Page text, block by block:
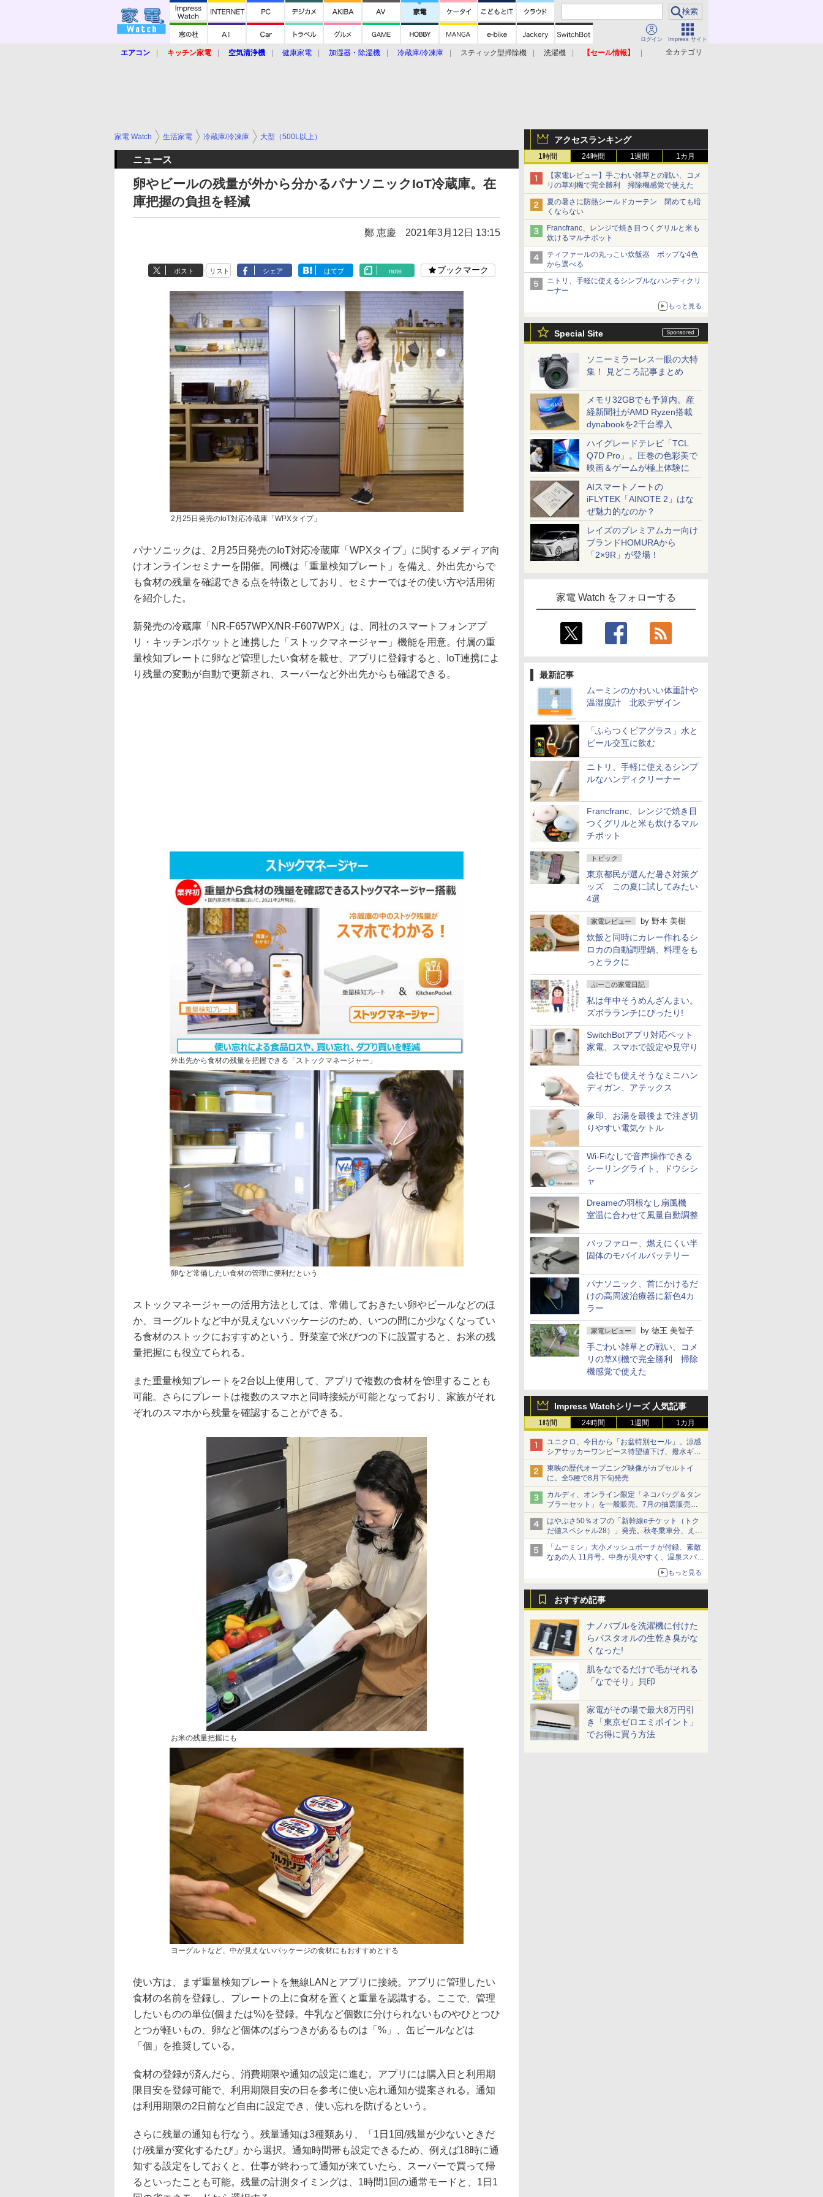
ログイン Impress サイト
全カテゴリ
エアコン キッチン家電 空気清浄機 健康家電 加湿器・除湿機 冷蔵庫/冷凍庫 スティック型掃除機 洗濯機
【セール情報】
アクセスランキング
1時間 24時間 1週間 1カ月
【家電レビュー】手ごわい雑草との戦い、コメ
リの草刈機で完全勝利 掃除機感覚で使えた
夏の暑さに防熱シールドカーテン 閉めても暗
くならない
Francfranc、レンジで焼き目つくグリルと米も
炊けるマルチポット
ティファールの丸っこい炊飯器 ポップな4色
から選べる
ニトリ、手軽に使えるシンプルなハンディクリ
ーナー
もっと見る
Special Site
ソニーミラーレス一眼の大特
集！ 見どころ記事まとめ
メモリ32GBでも予算内。産
経新聞社がAMD Ryzen搭載
dynabookを2千台導入
ハイグレードテレビ「TCL
Q7D Pro」。圧巻の色彩美で
映画＆ゲームが極上体験に
AIスマートノートの
iFLYTEK「AINOTE 2」はな
ぜ魅力的なのか？
レイズのプレミアムカー向け
ブランドHOMURAから
「2×9R」が登場！
家電 Watch をフォローする
最新記事
ムーミンのかわいい体重計や
温湿度計 北欧デザイン
「ふらつくビアグラス」水と
ビール交互に飲む
ニトリ、手軽に使えるシンプ
ルなハンディクリーナー
Francfranc、レンジで焼き目
つくグリルと米も炊けるマル
チポット
トピック
東京都民が選んだ暑さ対策グ
ッズ この夏に試してみたい
4選
家電レビュー by 野本 美樹
炊飯と同時にカレー作れるシ
ロカの自動調理鍋、料理をも
っとラクに
ぷーこの家電日記
私は年中そうめんざんまい。
ズボラランチにぴったり!
SwitchBotアプリ対応ペット
家電、スマホで設定や見守り
会社でも使えそうなミニハン
ディガン、アテックス
象印、お湯を最後まで注ぎ切
りやすい電気ケトル
Wi-Fiなしで音声操作できる
シーリングライト、ドウシシ
ャ
Dreameの羽根なし扇風機
室温に合わせて風量自動調整
バッファロー、燃えにくい半
固体のモバイルバッテリー
パナソニック、首にかけるだ
けの高周波治療器に新色4カ
ラー
家電レビュー by 徳王 美智子
手ごわい雑草との戦い、コメ
リの草刈機で完全勝利 掃除
機感覚で使えた
Impress Watchシリーズ 人気記事
1時間 24時間 1週間 1カ月
ユニクロ、今日から「お盆特別セール」。涼感
シアサッカーワンピース待望値下げ、撥水ギア
ショーツは1990円に
東映の歴代オープニング映像がカプセルトイ
に。全5種で8月下旬発売
カルディ、オンライン限定「ネコバッグ＆タン
ブラーセット」を一般販売。7月の抽選販売の
当選無効分
はやぶさ50％オフの「新幹線eチケット（トク
だ値スペシャル28）」発売。秋冬乗車分、えき
ねっと限定
「ムーミン」大小メッシュポーチが付録、素敵
なあの人 11月号。中身が見やすく、温泉スパに
もっと見る
おすすめ記事
ナノバブルを洗濯機に付けた
らバスタオルの生乾き臭がな
くなった!
肌をなでるだけで毛がそれる
「なでそり」貝印
家電がその場で最大8万円引
き「東京ゼロエミポイント」
でお得に買う方法
家電 Watch 生活家電 冷蔵庫/冷凍庫 大型（500L以上）
ニュース
卵やビールの残量が外から分かるパナソニックIoT冷蔵庫。在
庫把握の負担を軽減
鄭 恵慶 2021年3月12日 13:15
ポスト リスト シェア はてブ note ブックマーク
2月25日発売のIoT対応冷蔵庫「WPXタイプ」
パナソニックは、2月25日発売のIoT対応冷蔵庫「WPXタイプ」に関するメディア向
けオンラインセミナーを開催。同機は「重量検知プレート」を備え、外出先からで
も食材の残量を確認できる点を特徴としており、セミナーではその使い方や活用術
を紹介した。
新発売の冷蔵庫「NR-F657WPX/NR-F607WPX」は、同社のスマートフォンアプ
リ・キッチンポケットと連携した「ストックマネージャー」機能を用意。付属の重
量検知プレートに卵など管理したい食材を載せ、アプリに登録すると、IoT連携によ
り残量の変動が自動で更新され、スーパーなど外出先からも確認できる。
外出先から食材の残量を把握できる「ストックマネージャー」
卵など常備したい食材の管理に便利だという
ストックマネージャーの活用方法としては、常備しておきたい卵やビールなどのほ
か、ヨーグルトなど中が見えないパッケージのため、いつの間にか少なくなってい
る食材のストックにおすすめという。野菜室で米びつの下に設置すると、お米の残
量把握にも役立てられる。
また重量検知プレートを2台以上使用して、アプリで複数の食材を管理することも
可能。さらにプレートは複数のスマホと同時接続が可能となっており、家族がそれ
ぞれのスマホから残量を確認することができる。
お米の残量把握にも
ヨーグルトなど、中が見えないパッケージの食材にもおすすめとする
使い方は、まず重量検知プレートを無線LANとアプリに接続。アプリに管理したい
食材の名前を登録し、プレートの上に食材を置くと重量を認識する。ここで、管理
したいものの単位(個または%)を登録。牛乳など個数に分けられないものやひとつひ
とつが軽いもの、卵など個体のばらつきがあるものは「%」、缶ビールなどは
「個」を推奨している。
食材の登録が済んだら、消費期限や通知の設定に進む。アプリには購入日と利用期
限目安を登録可能で、利用期限目安の日を参考に使い忘れ通知が提案される。通知
は利用期限の2日前など自由に設定でき、使い忘れを防げるという。
さらに残量の通知も行なう。残量通知は3種類あり、「1日1回/残量が少ないときだ
け/残量が変化するたび」から選択。通知時間帯も設定できるため、例えば18時に通
知する設定をしておくと、仕事が終わって通知が来ていたら、スーパーで買って帰
るといったことも可能。残量の計測タイミングは、1時間1回の通常モードと、1日1